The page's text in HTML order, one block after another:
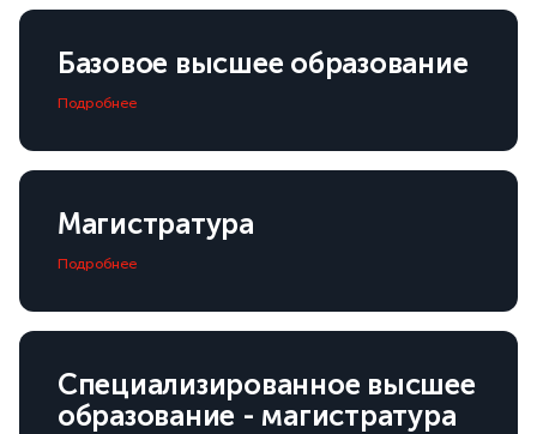
Базовое высшее образование
Подробнее
Магистратура
Подробнее
Специализированное высшее
образование - магистратура